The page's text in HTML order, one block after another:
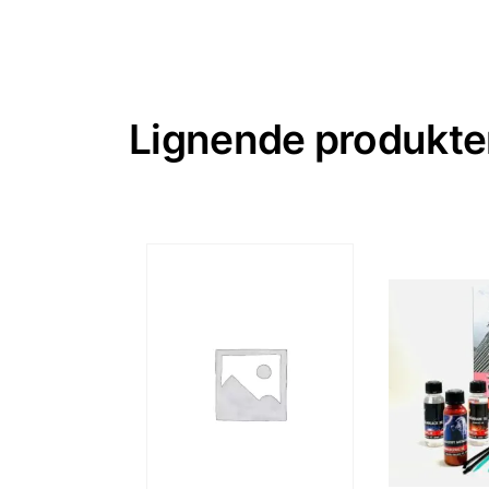
Lignende